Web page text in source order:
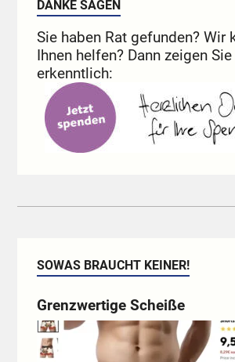
DANKE SAGEN
Sie haben Rat gefunden? Wir
Ihnen helfen? Dann zeigen
erkenntlich:
SOWAS BRAUCHT KEINER!
Grenzwertige Scheiße